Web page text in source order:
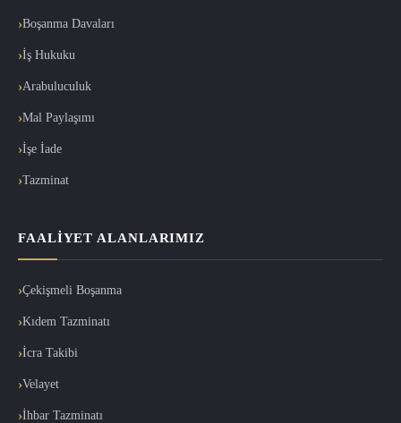
Boşanma Davaları
İş Hukuku
Arabuluculuk
Mal Paylaşımı
İşe İade
Tazminat
FAALIYET ALANLARIMIZ
Çekişmeli Boşanma
Kıdem Tazminatı
İcra Takibi
Velayet
İhbar Tazminatı